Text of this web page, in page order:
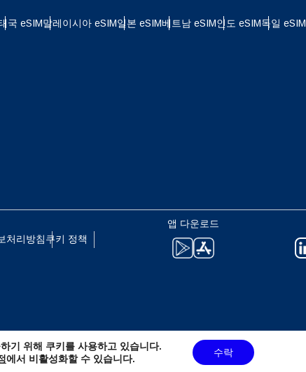
국 eSIM말레이시아 eSIM일본 eSIM베트남 eSIM인도 eSIM독일 eSIM
처리방침쿠키 정책
앱 다운로드
NZD - 뉴질랜드 달러
기 위해 쿠키를 사용하고 있습니다.
에서 비활성화할 수 있습니다.
수락